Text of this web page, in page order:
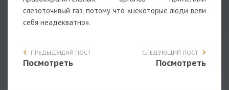
слезоточивый газ, потому что «некоторые люди вели
себя неадекватно».
ПРЕДЫДУЩИЙ ПОСТ
Посмотреть
СЛЕДУЮЩИЙ ПОСТ
Посмотреть